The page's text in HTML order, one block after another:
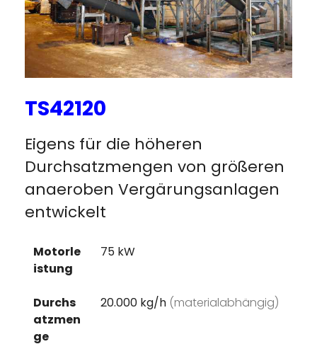
TS42120
Eigens für die höheren
Durchsatzmengen von größeren
anaeroben Vergärungsanlagen
entwickelt
Motorle
istung
75 kW
Durchs
atzmen
ge
20.000 kg/h (materialabhängig)